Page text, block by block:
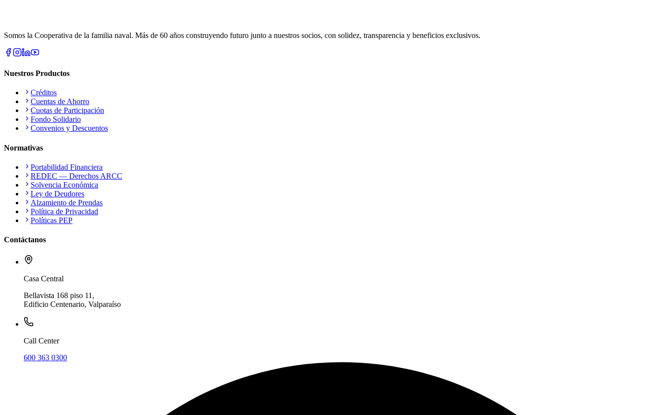
Somos la Cooperativa de la familia naval. Más de 60 años construyendo futuro junto a nuestros socios, con solidez, transparencia y beneficios exclusivos.
Nuestros Productos
Créditos
Cuentas de Ahorro
Cuotas de Participación
Fondo Solidario
Convenios y Descuentos
Normativas
Portabilidad Financiera
REDEC — Derechos ARCC
Solvencia Económica
Ley de Deudores
Alzamiento de Prendas
Política de Privacidad
Políticas PEP
Contáctanos
Casa Central
Bellavista 168 piso 11,
Edificio Centenario, Valparaíso
Call Center
600 363 0300